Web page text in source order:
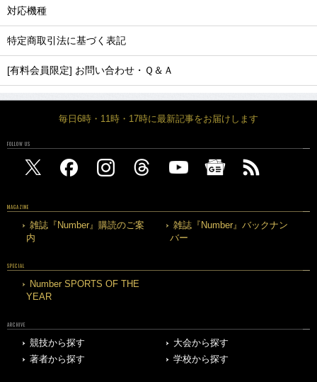
対応機種
特定商取引法に基づく表記
[有料会員限定] お問い合わせ・Ｑ＆Ａ
毎日6時・11時・17時に最新記事をお届けします
FOLLOW US
MAGAZINE
雑誌『Number』購読のご案
内
雑誌『Number』バックナン
バー
SPECIAL
Number SPORTS OF THE
YEAR
ARCHIVE
競技から探す
大会から探す
著者から探す
学校から探す